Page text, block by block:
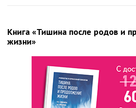
Книга «Тишина после родов и
жизни»